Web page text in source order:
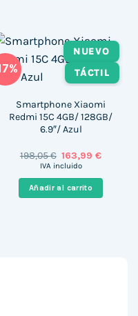
NUEVO
TÁCTIL
Smartphone Xiaomi
Redmi 15C 4GB/ 128GB/
6.9″/ Azul
198,05€ El
precio
era:
198,05 €.
163,99€El
es:
163,99
IVA incluido
Añadir al carrito